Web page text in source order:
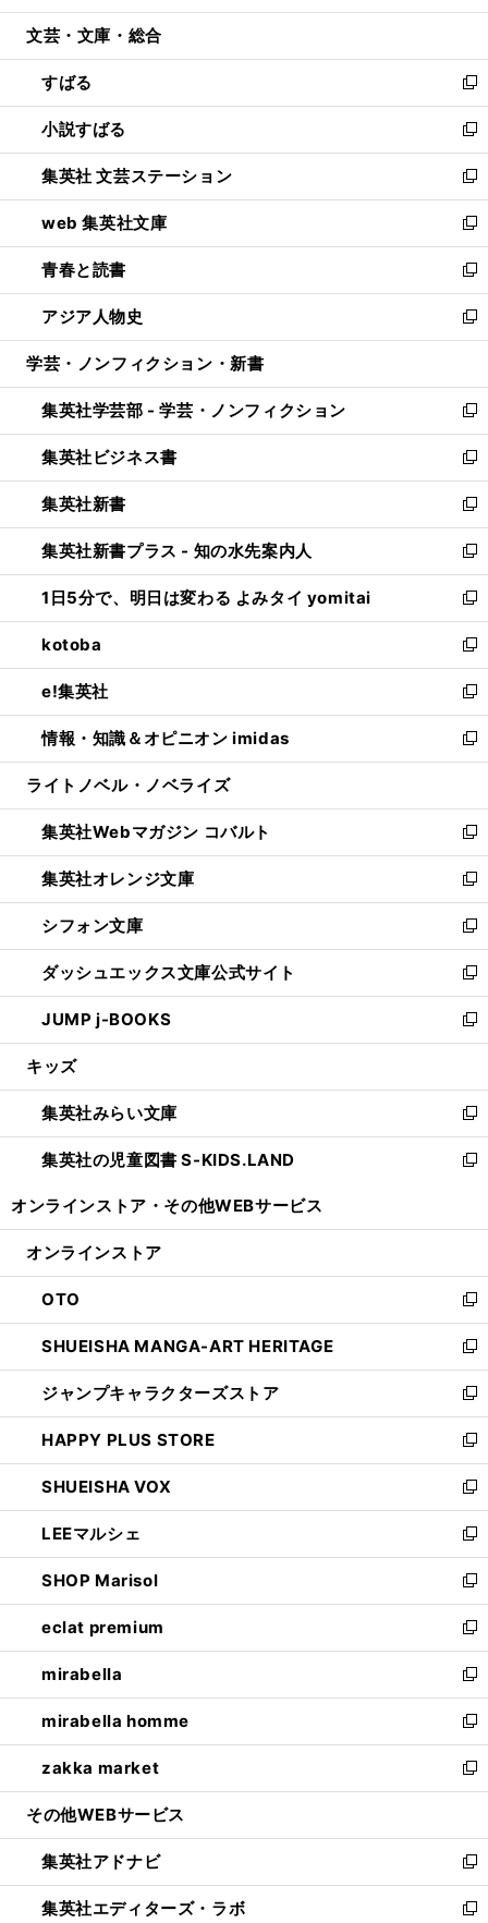
開
ウ
開
く
ン
ウ
で
開
く
ウ
ン
ド
ウ
で
開
く
文芸・文庫・総合
すばる
新
し
い
ウ
ィ
ン
ド
ウ
で
開
く
小説すばる
新
し
い
ウ
ィ
ン
ド
ウ
で
開
集英社 文芸ステーション
新
し
い
ウ
ィ
ン
ド
ウ
開
く
web 集英社文庫
新
し
い
ウ
ィ
ン
ウ
で
開
く
青春と読書
新
し
い
ウ
ン
ド
ウ
で
開
く
アジア人物史
新
し
ウ
ィ
ン
ド
ウ
で
開
く
学芸・ノンフィクション・新書
集英社学芸部 - 学芸・ノンフィクション
新
し
い
ウ
ィ
ン
ド
ウ
で
開
く
集英社ビジネス書
新
し
い
ウ
ィ
ン
ド
ウ
で
開
く
集英社新書
新
し
い
ウ
ィ
ン
ド
ウ
で
開
く
集英社新書プラス - 知の水先案内人
新
し
い
ウ
ィ
ン
ド
ウ
で
開
1日5分で、明日は変わる よみタイ yomitai
新
し
い
ウ
ィ
ン
ド
ウ
開
く
kotoba
新
し
い
ウ
ィ
ン
ウ
で
開
く
e!集英社
新
し
い
ウ
ン
ド
ウ
で
開
く
情報・知識＆オピニオン imidas
新
し
ウ
ィ
ン
ド
ウ
で
開
く
ライトノベル・ノベライズ
集英社Webマガジン コバルト
新
し
い
ウ
ィ
ン
ド
ウ
で
開
集英社オレンジ文庫
新
し
い
ウ
ィ
ン
ド
ウ
開
く
シフォン文庫
新
し
い
ウ
ィ
ン
ウ
で
開
く
ダッシュエックス文庫公式サイト
新
し
い
ウ
ン
ド
ウ
で
JUMP j-BOOKS
新
し
ウ
ィ
ン
ド
開
キッズ
集英社みらい文庫
新
し
い
ン
ウ
で
開
く
集英社の児童図書 S-KIDS.LAND
新
ウ
ン
ド
ウ
で
開
く
オンラインストア・ その他WEBサービス
オンラインストア
OTO
新
し
い
ウ
ィ
ン
ド
ウ
で
開
く
SHUEISHA MANGA-ART HERITAGE
新
し
い
ウ
ィ
ン
ド
ウ
で
開
く
ジャンプキャラクターズストア
新
し
い
ウ
ィ
ン
ド
ウ
で
開
く
HAPPY PLUS STORE
新
し
い
ウ
ィ
ン
ド
ウ
で
開
く
SHUEISHA VOX
新
し
い
ウ
ィ
ン
ド
ウ
で
開
く
LEEマルシェ
新
し
い
ウ
ィ
ン
ド
ウ
で
開
く
SHOP Marisol
新
し
い
ウ
ィ
ン
ド
ウ
で
開
eclat premium
新
し
い
ウ
ィ
ン
ド
ウ
開
く
mirabella
新
し
い
ウ
ィ
ン
ウ
で
開
く
mirabella homme
新
し
い
ウ
ン
ド
ウ
で
zakka market
新
し
ウ
ィ
ン
ド
その他WEBサービス
集英社アドナビ
新
し
い
集英社エディターズ・ラボ 新